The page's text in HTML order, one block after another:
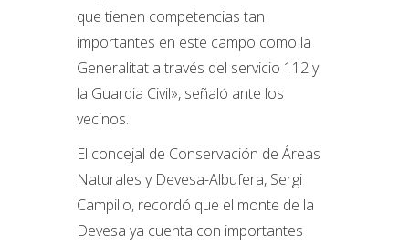
que tienen competencias tan
importantes en este campo como la
Generalitat a través del servicio 112 y
la Guardia Civil», señaló ante los
vecinos.
El concejal de Conservación de Áreas
Naturales y Devesa-Albufera, Sergi
Campillo, recordó que el monte de la
Devesa ya cuenta con importantes